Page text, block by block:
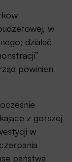
w
działać
powinien
z gorszej
w
państwa